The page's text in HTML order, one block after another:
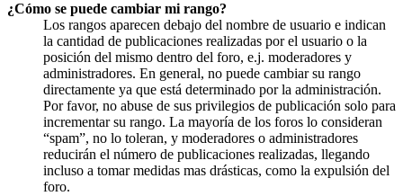
¿Cómo se puede cambiar mi rango?
Los rangos aparecen debajo del nombre de usuario e indican
la cantidad de publicaciones realizadas por el usuario o la
posición del mismo dentro del foro, e.j. moderadores y
administradores. En general, no puede cambiar su rango
directamente ya que está determinado por la administración.
Por favor, no abuse de sus privilegios de publicación solo para
incrementar su rango. La mayoría de los foros lo consideran
“spam”, no lo toleran, y moderadores o administradores
reducirán el número de publicaciones realizadas, llegando
incluso a tomar medidas mas drásticas, como la expulsión del
foro.